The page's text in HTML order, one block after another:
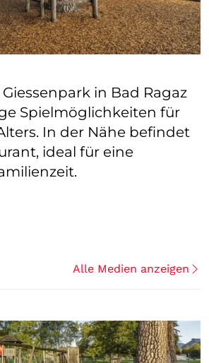
in Bad Ragaz
Spielmöglichkeiten für
In der Nähe befindet
ideal für eine
Alle Medien anzeigen